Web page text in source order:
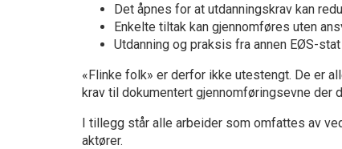
Det åpnes for at utdanningskrav kan
Enkelte tiltak kan gjennomføres uten
Utdanning og praksis fra annen EØS-
«Flinke folk» er derfor ikke utestengt. De er
krav til dokumentert gjennomføringsevne der
I tillegg står alle arbeider som omfattes av
aktører.